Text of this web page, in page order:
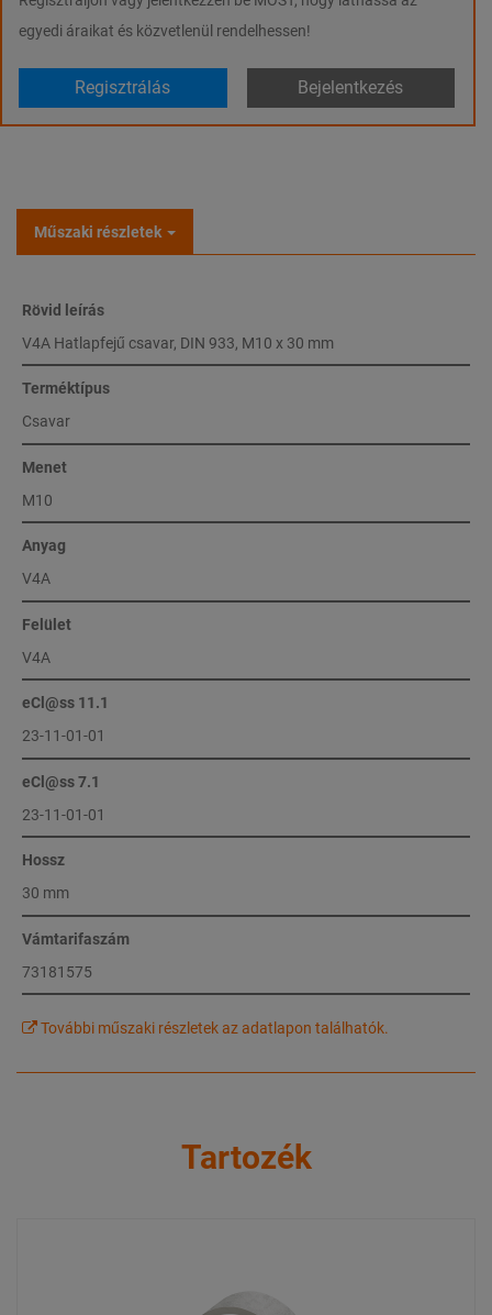
egyedi áraikat és közvetlenül rendelhessen!
Regisztrálás Bejelentkezés
Műszaki részletek
Rövid leírás
V4A Hatlapfejű csavar, DIN 933, M10 x 30 mm
Terméktípus
Csavar
Menet
M10
Anyag
V4A
Felület
V4A
eCl@ss 11.1
23-11-01-01
eCl@ss 7.1
23-11-01-01
Hossz
30 mm
Vámtarifaszám
73181575
További műszaki részletek az adatlapon találhatók.
Tartozék